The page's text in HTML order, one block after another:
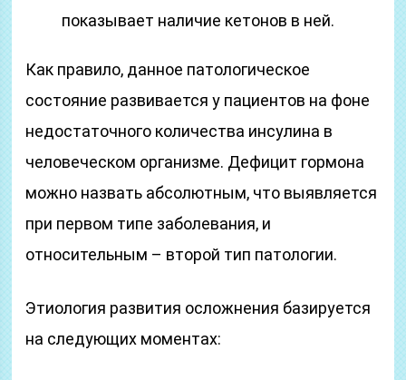
показывает наличие кетонов в ней.
Как правило, данное патологическое
состояние развивается у пациентов на фоне
недостаточного количества инсулина в
человеческом организме. Дефицит гормона
можно назвать абсолютным, что выявляется
при первом типе заболевания, и
относительным – второй тип патологии.
Этиология развития осложнения базируется
на следующих моментах: